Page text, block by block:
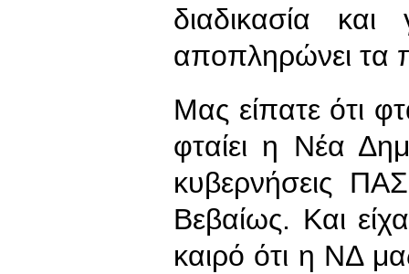
διαδικασία
αποπληρώνει τα
Μας είπατε ότι
φταίει η Νέα
κυβερνήσεις
Βεβαίως. Και
καιρό ότι η ΝΔ